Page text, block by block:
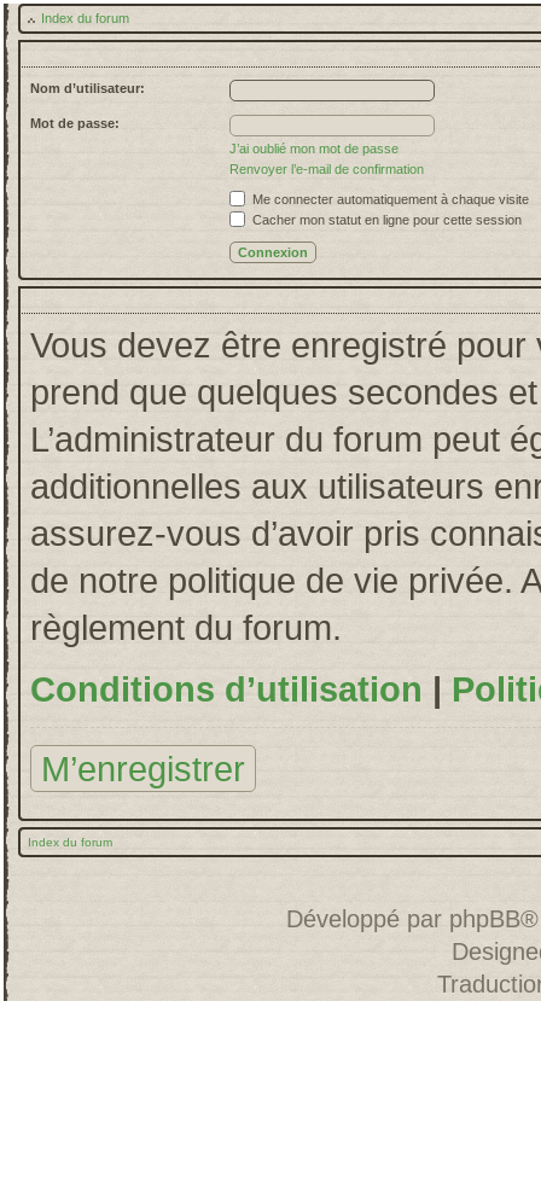
Index du forum
Nom d’utilisateur:
Mot de passe:
J’ai oublié mon mot de passe
Renvoyer l’e-mail de confirmation
Me connecter automatiquement à chaque visite
Cacher mon statut en ligne pour cette session
Vous devez être enregistré pour
prend que quelques secondes
L’administrateur du forum peut
additionnelles aux utilisateurs
assurez-vous d’avoir pris
de notre politique de vie privée.
règlement du forum.
Conditions d’utilisation |
M’enregistrer
Index du forum
Développé par phpBB®